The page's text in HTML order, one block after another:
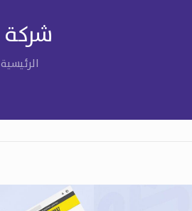
شركة networksbeacon
الرئيسية